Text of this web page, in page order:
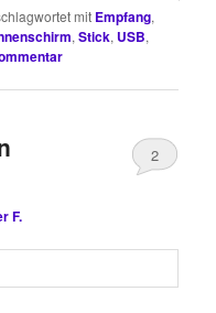
mit Empfang,
,Stick, USB,
F.
2